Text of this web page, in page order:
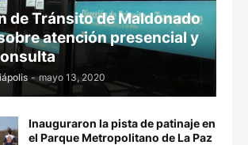
de Tránsito de Maldonado
atención presencial y
- mayo 13, 2020
Inauguraron la pista de patinaje en
el Parque Metropolitano de La Paz